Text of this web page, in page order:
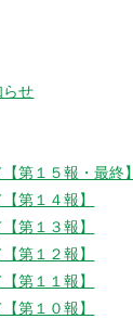
せ
第１５報・最終】
第１４報】
第１３報】
第１２報】
第１１報】
第１０報】